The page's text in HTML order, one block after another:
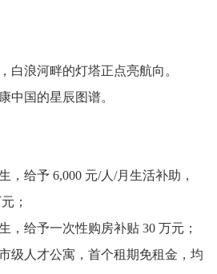
白浪河畔的灯塔正点亮航向。
中国的星辰图谱。
，给予 6,000 元/人/月生活补助，
；
，给予一次性购房补贴 30 万元；
级人才公寓，首个租期免租金，均